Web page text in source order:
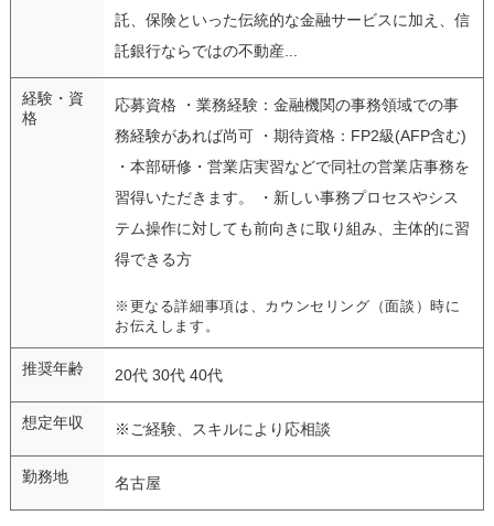
託、保険といった伝統的な金融サービスに加え、信
託銀行ならではの不動産...
経験・資
格
応募資格 ・業務経験：金融機関の事務領域での事
務経験があれば尚可 ・期待資格：FP2級(AFP含む)
・本部研修・営業店実習などで同社の営業店事務を
習得いただきます。 ・新しい事務プロセスやシス
テム操作に対しても前向きに取り組み、主体的に習
得できる方
※更なる詳細事項は、カウンセリング（面談）時に
お伝えします。
推奨年齢 20代 30代 40代
想定年収 ※ご経験、スキルにより応相談
勤務地 名古屋